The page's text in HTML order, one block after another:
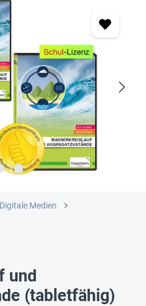
Digitale Medien
und
(tabletfähig)